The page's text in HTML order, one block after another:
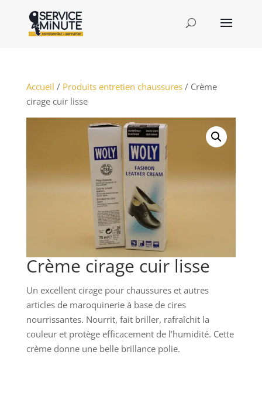
Accueil / Produits entretien chaussures/ Crème
cirage cuir lisse
Crème cirage cuir lisse
Un excellent cirage pour chaussures et autres
articles de maroquinerie à base de cires
nourrissantes. Nourrit, fait briller, rafraîchit la
couleur et protège efficacement de l’humidité. Cette
crème donne une belle brillance polie.